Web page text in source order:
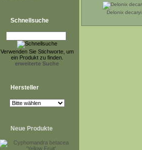
Schnellsuche
Verwenden Sie Stichworte, um
ein Produkt zu finden.
erweiterte Suche
Hersteller
Neue Produkte
Delonix decaryi